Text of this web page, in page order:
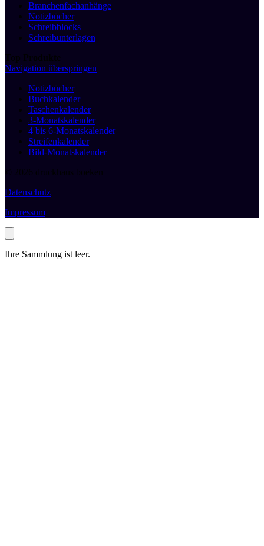
Branchenfachanhänge
Notizbücher
Schreibblocks
Schreibunterlagen
Top Produkte
Navigation überspringen
Notizbücher
Buchkalender
Taschenkalender
3-Monatskalender
4 bis 6-Monatskalender
Streifenkalender
Bild-Monatskalender
© 2026 druckhaus boeken
Datenschutz
Impressum
Ihre Sammlung ist leer.